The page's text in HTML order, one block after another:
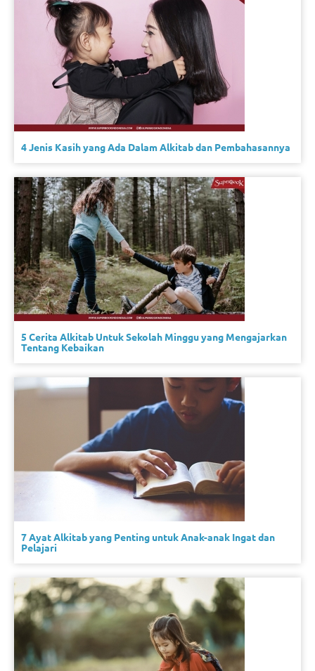
4 Jenis Kasih yang Ada Dalam Alkitab dan Pembahasannya
5 Cerita Alkitab Untuk Sekolah Minggu yang Mengajarkan
Tentang Kebaikan
7 Ayat Alkitab yang Penting untuk Anak-anak Ingat dan
Pelajari